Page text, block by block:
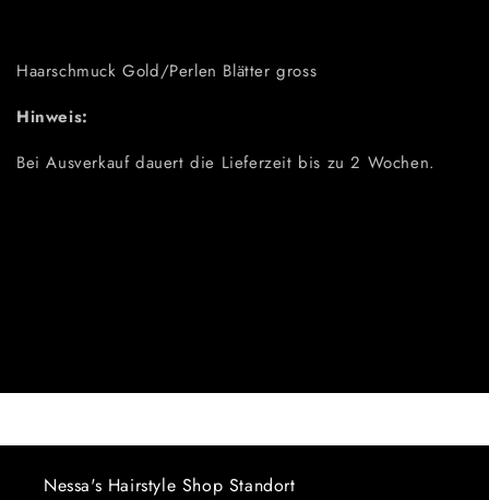
Haarschmuck Gold/Perlen Blätter gross
Hinweis:
Bei Ausverkauf dauert die Lieferzeit bis zu 2 Wochen.
Nessa's Hairstyle Shop Standort